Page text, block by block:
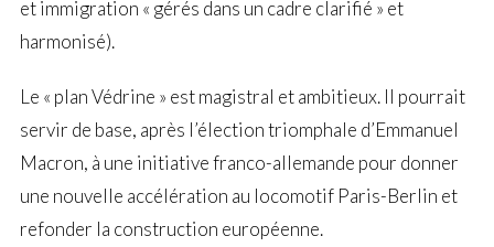
et immigration « gérés dans un cadre clarifié » et
harmonisé).
Le « plan Védrine » est magistral et ambitieux. Il pourrait
servir de base, après l’élection triomphale d’Emmanuel
Macron, à une initiative franco-allemande pour donner
une nouvelle accélération au locomotif Paris-Berlin et
refonder la construction européenne.